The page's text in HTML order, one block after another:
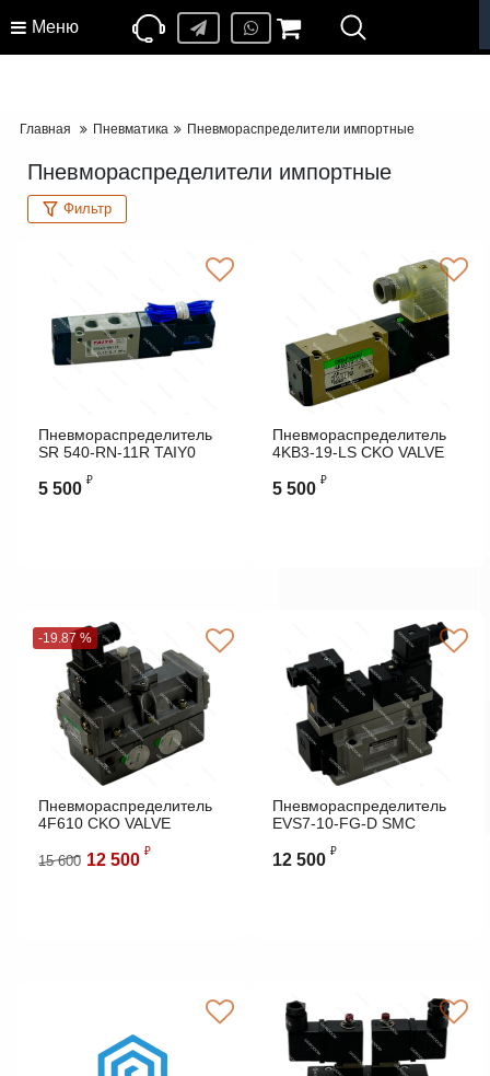
Меню
Главная Пневматика Пневмораспределители импортные
Пневмораспределители импортные
Фильтр
Пневмораспределитель
SR 540-RN-11R TAIY0
5 500 ₽
Пневмораспределитель
4KB3-19-LS CKO VALVE
5 500 ₽
-19.87 %
Пневмораспределитель
4F610 CKO VALVE
15 600 12 500 ₽
Пневмораспределитель
EVS7-10-FG-D SMC
12 500 ₽